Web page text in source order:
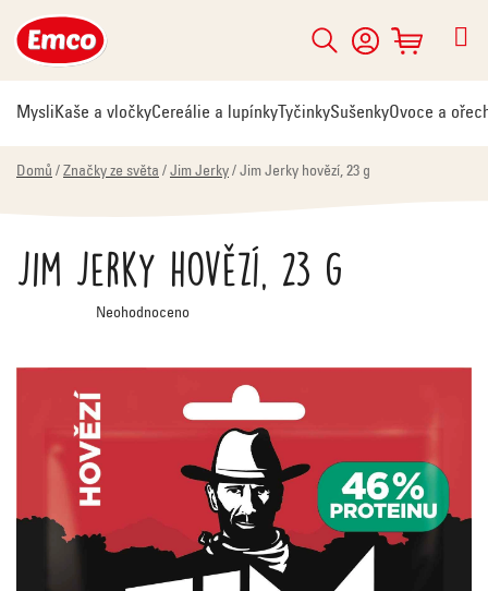
na
obsah
Hledat
NÁKUPNÍ
KOŠÍK
MysliKaše a vločkyCereálie a lupínky TyčinkySušenkyOvoce a
Domů / Značky ze světa / Jim Jerky / Jim Jerky hovězí, 23 g
Jim Jerky hovězí, 23 g
Průměrné
hodnocení
Neohodnoceno